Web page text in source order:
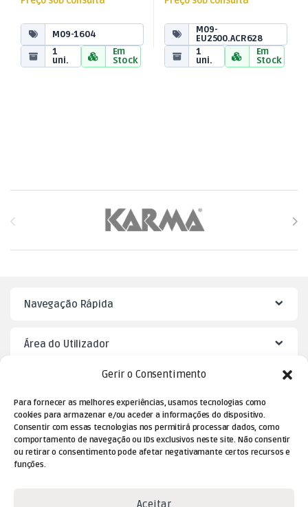
Gerir o Consentimento
Para fornecer as melhores experiências, usamos tecnologias como
cookies para armazenar e/ou aceder a informações do dispositivo.
Consentir com essas tecnologias nos permitirá processar dados, como
comportamento de navegação ou IDs exclusivos neste site. Não consentir
ou retirar o consentimento pode afetar negativamante certos recursos e
funções.
Aceitar
M09-1604
1
uni.
Em
Stock
M09-
EU2500.ACR628
1
uni.
Em
Stock
Brands Carousel
Navegação Rápida
Área do Utilizador